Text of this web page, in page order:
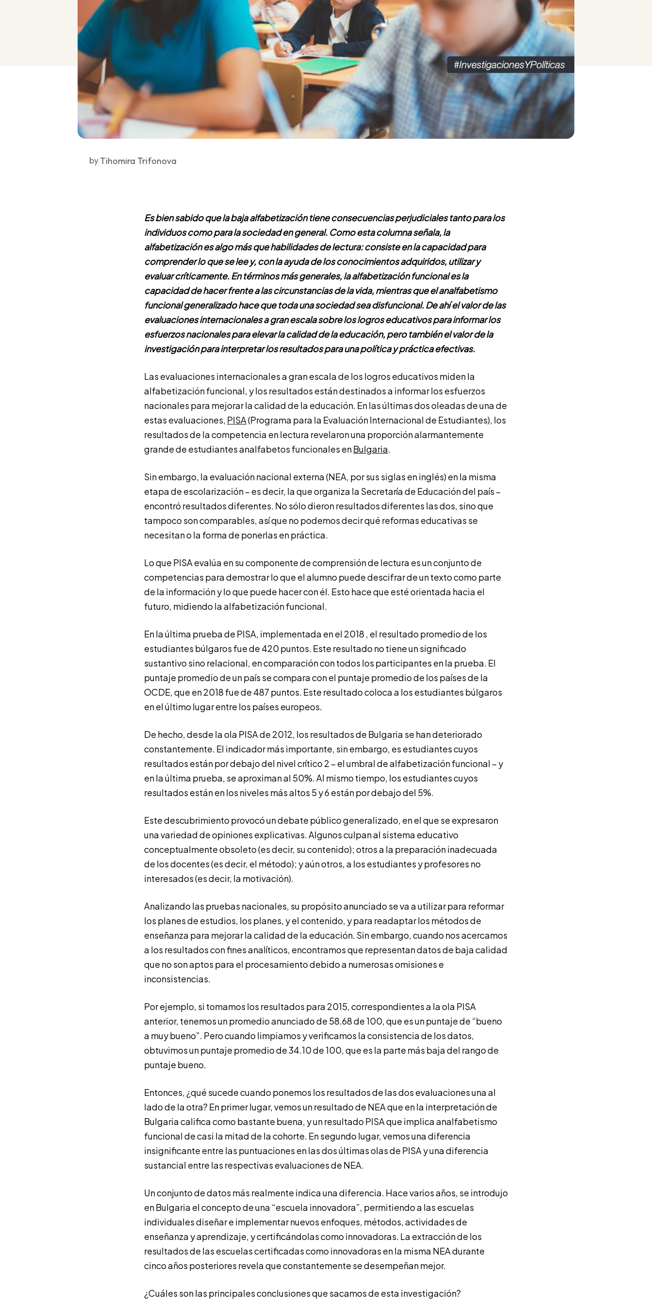
byTihomira Trifonova
Es bien sabido que la baja alfabetización tiene consecuencias perjudiciales tanto para los
individuos como para la sociedad en general. Como esta columna señala, la
alfabetización es algo más que habilidades de lectura: consiste en la capacidad para
comprender lo que se lee y, con la ayuda de los conocimientos adquiridos, utilizar y
evaluar críticamente. En términos más generales, la alfabetización funcional es la
capacidad de hacer frente a las circunstancias de la vida, mientras que el analfabetismo
funcional generalizado hace que toda una sociedad sea disfuncional. De ahí el valor de las
evaluaciones internacionales a gran escala sobre los logros educativos para informar los
esfuerzos nacionales para elevar la calidad de la educación, pero también el valor de la
investigación para interpretar los resultados para una política y práctica efectivas.
Las evaluaciones internacionales a gran escala de los logros educativos miden la
alfabetización funcional, y los resultados están destinados a informar los esfuerzos
nacionales para mejorar la calidad de la educación. En las últimas dos oleadas de una de
estas evaluaciones, PISA(Programa para la Evaluación Internacional de Estudiantes), los
resultados de la competencia en lectura revelaron una proporción alarmantemente
grande de estudiantes analfabetos funcionales enBulgaria.
Sin embargo, la evaluación nacional externa (NEA, por sus siglas en inglés) en la misma
etapa de escolarización – es decir, la que organiza la Secretaría de Educación del país –
encontró resultados diferentes. No sólo dieron resultados diferentes las dos, sino que
tampoco son comparables, así que no podemos decir qué reformas educativas se
necesitan o la forma de ponerlas en práctica.
Lo que PISA evalúa en su componente de comprensión de lectura es un conjunto de
competencias para demostrar lo que el alumno puede descifrar de un texto como parte
de la información y lo que puede hacer con él. Esto hace que esté orientada hacia el
futuro, midiendo la alfabetización funcional.
En la última prueba de PISA, implementada en el 2018 , el resultado promedio de los
estudiantes búlgaros fue de 420 puntos. Este resultado no tiene un significado
sustantivo sino relacional, en comparación con todos los participantes en la prueba. El
puntaje promedio de un país se compara con el puntaje promedio de los países de la
OCDE, que en 2018 fue de 487 puntos. Este resultado coloca a los estudiantes búlgaros
en el último lugar entre los países europeos.
De hecho, desde la ola PISA de 2012, los resultados de Bulgaria se han deteriorado
constantemente. El indicador más importante, sin embargo, es estudiantes cuyos
resultados están por debajo del nivel crítico 2 – el umbral de alfabetización funcional – y
en la última prueba, se aproximan al 50%. Al mismo tiempo, los estudiantes cuyos
resultados están en los niveles más altos 5 y 6 están por debajo del 5%.
Este descubrimiento provocó un debate público generalizado, en el que se expresaron
una variedad de opiniones explicativas. Algunos culpan al sistema educativo
conceptualmente obsoleto (es decir, su contenido); otros a la preparación inadecuada
de los docentes (es decir, el método); y aún otros, a los estudiantes y profesores no
interesados (es decir, la motivación).
Analizando las pruebas nacionales, su propósito anunciado se va a utilizar para reformar
los planes de estudios, los planes, y el contenido, y para readaptar los métodos de
enseñanza para mejorar la calidad de la educación. Sin embargo, cuando nos acercamos
a los resultados con fines analíticos, encontramos que representan datos de baja calidad
que no son aptos para el procesamiento debido a numerosas omisiones e
inconsistencias.
Por ejemplo, si tomamos los resultados para 2015, correspondientes a la ola PISA
anterior, tenemos un promedio anunciado de 58.68 de 100, que es un puntaje de “bueno
a muy bueno”. Pero cuando limpiamos y verificamos la consistencia de los datos,
obtuvimos un puntaje promedio de 34.10 de 100, que es la parte más baja del rango de
puntaje bueno.
Entonces, ¿qué sucede cuando ponemos los resultados de las dos evaluaciones una al
lado de la otra? En primer lugar, vemos un resultado de NEA que en la interpretación de
Bulgaria califica como bastante buena, y un resultado PISA que implica analfabetismo
funcional de casi la mitad de la cohorte. En segundo lugar, vemos una diferencia
insignificante entre las puntuaciones en las dos últimas olas de PISA y una diferencia
sustancial entre las respectivas evaluaciones de NEA.
Un conjunto de datos más realmente indica una diferencia. Hace varios años, se introdujo
en Bulgaria el concepto de una “escuela innovadora”, permitiendo a las escuelas
individuales diseñar e implementar nuevos enfoques, métodos, actividades de
enseñanza y aprendizaje, y certificándolas como innovadoras. La extracción de los
resultados de las escuelas certificadas como innovadoras en la misma NEA durante
cinco años posteriores revela que constantemente se desempeñan mejor.
¿Cuáles son las principales conclusiones que sacamos de esta investigación?